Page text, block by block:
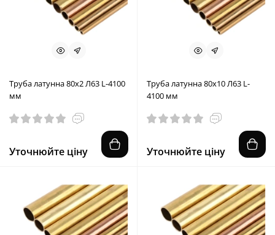
Труба латунна 80x2 Л63 L-4100
мм
Уточнюйте ціну
Труба латунна 80x10 Л63 L-
4100 мм
Уточнюйте ціну